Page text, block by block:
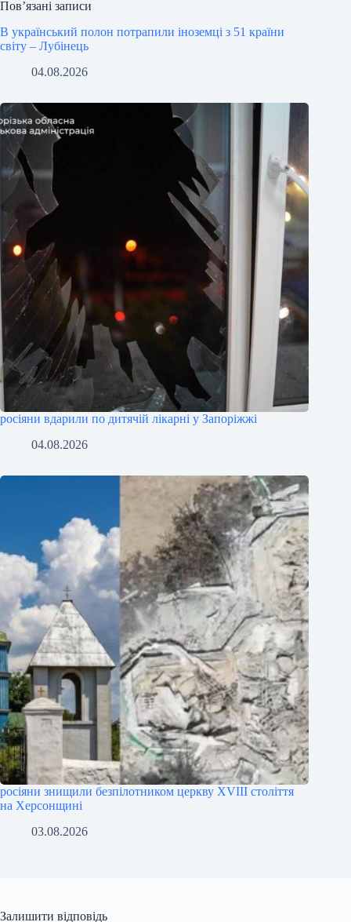
Пов’язані записи
В український полон потрапили іноземці з 51 країни
світу – Лубінець
04.08.2026
росіяни вдарили по дитячій лікарні у Запоріжжі
04.08.2026
росіяни знищили безпілотником церкву XVIII століття
на Херсонщині
03.08.2026
Залишити відповідь